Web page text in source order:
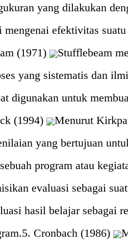
yang dilakukan
mengenai efektivitas
(1971)
Stufflebeam
yang sistematis dan
digunakan untuk
(1994)
Menurut
yang bertujuan
program atau
evaluasi sebagai
hasil belajar sebagai
Cronbach (1986)